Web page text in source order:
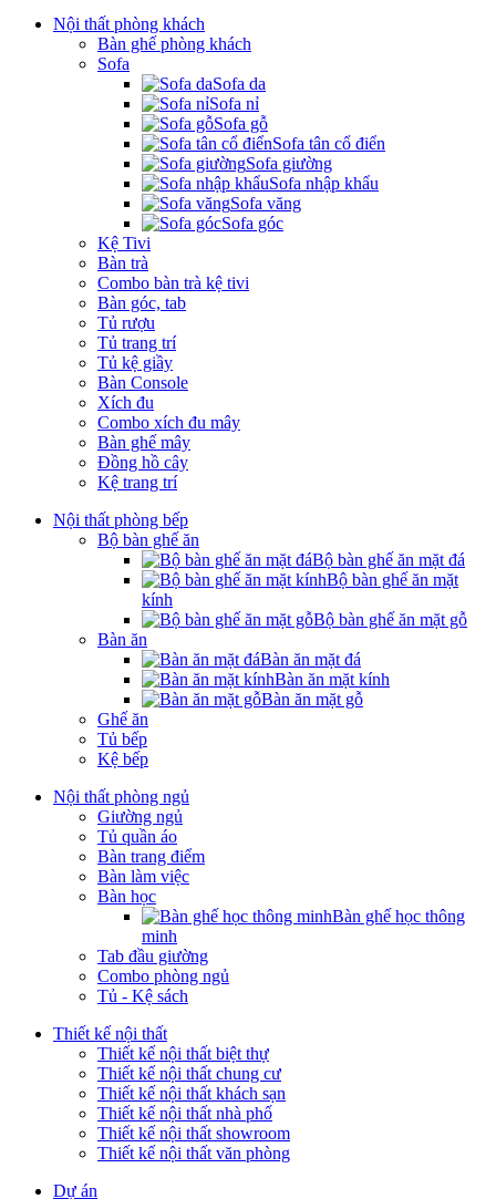
Nội thất phòng khách
Bàn ghế phòng khách
Sofa
Sofa da
Sofa nỉ
Sofa gỗ
Sofa tân cổ điển
Sofa giường
Sofa nhập khẩu
Sofa văng
Sofa góc
Kệ Tivi
Bàn trà
Combo bàn trà kệ tivi
Bàn góc, tab
Tủ rượu
Tủ trang trí
Tủ kệ giầy
Bàn Console
Xích đu
Combo xích đu mây
Bàn ghế mây
Đồng hồ cây
Kệ trang trí
Nội thất phòng bếp
Bộ bàn ghế ăn
Bộ bàn ghế ăn mặt đá
Bộ bàn ghế ăn mặt
kính
Bộ bàn ghế ăn mặt gỗ
Bàn ăn
Bàn ăn mặt đá
Bàn ăn mặt kính
Bàn ăn mặt gỗ
Ghế ăn
Tủ bếp
Kệ bếp
Nội thất phòng ngủ
Giường ngủ
Tủ quần áo
Bàn trang điểm
Bàn làm việc
Bàn học
Bàn ghế học thông
minh
Tab đầu giường
Combo phòng ngủ
Tủ - Kệ sách
Thiết kế nội thất
Thiết kế nội thất biệt thự
Thiết kế nội thất chung cư
Thiết kế nội thất khách sạn
Thiết kế nội thất nhà phố
Thiết kế nội thất showroom
Thiết kế nội thất văn phòng
Dự án